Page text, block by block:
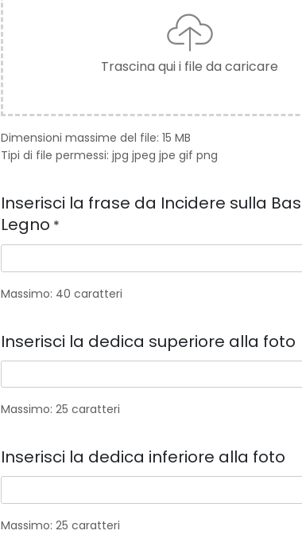
Trascina qui i file da caricare
Dimensioni massime del file: 15 MB
Tipi di file permessi: jpg jpeg jpe gif png
Inserisci la frase da Incidere sulla
Legno *
Massimo: 40 caratteri
Inserisci la dedica superiore alla foto
Massimo: 25 caratteri
Inserisci la dedica inferiore alla foto
Massimo: 25 caratteri